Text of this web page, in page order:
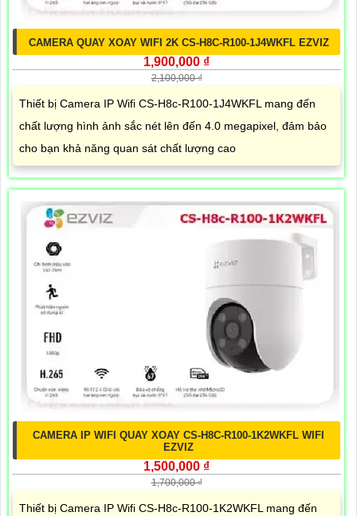
CAMERA QUAY XOAY WIFI 2K CS-H8C-R100-1J4WKFL EZVIZ
1,900,000 ₫
2,100,000 ₫
Thiết bị Camera IP Wifi CS-H8c-R100-1J4WKFL mang đến
chất lượng hình ảnh sắc nét lên đến 4.0 megapixel, đảm bảo
cho bạn khả năng quan sát chất lượng cao
CAMERA IP WIFI QUAY XOAY CS-H8C-R100-1K2WKFL WIFI
EZVIZ
1,500,000 ₫
1,700,000 ₫
Thiết bị Camera IP Wifi CS-H8c-R100-1K2WKFL mang đến